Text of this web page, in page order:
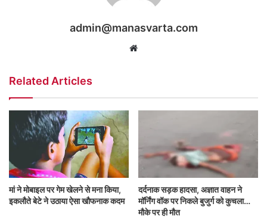
admin@manasvarta.com
Website
Related Articles
मां ने मोबाइल पर गेम खेलने से मना किया,
इकलौते बेटे ने उठाया ऐसा खौफनाक कदम
दर्दनाक सड़क हादसा, अज्ञात वाहन ने
मॉर्निंग वॉक पर निकले बुजुर्ग को कुचला…
मौके पर ही मौत